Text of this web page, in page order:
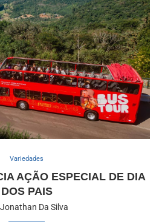
Variedades
AÇÃO ESPECIAL DE DIA
DOS PAIS
Jonathan Da Silva